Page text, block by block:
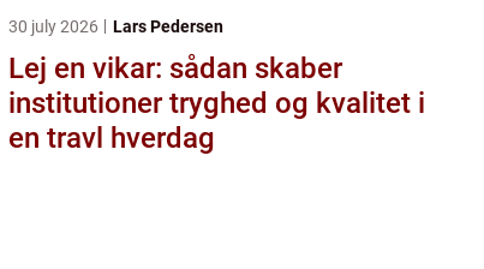
30 july 2026 Lars Pedersen
Lej en vikar: sådan skaber
institutioner tryghed og kvalitet i
en travl hverdag